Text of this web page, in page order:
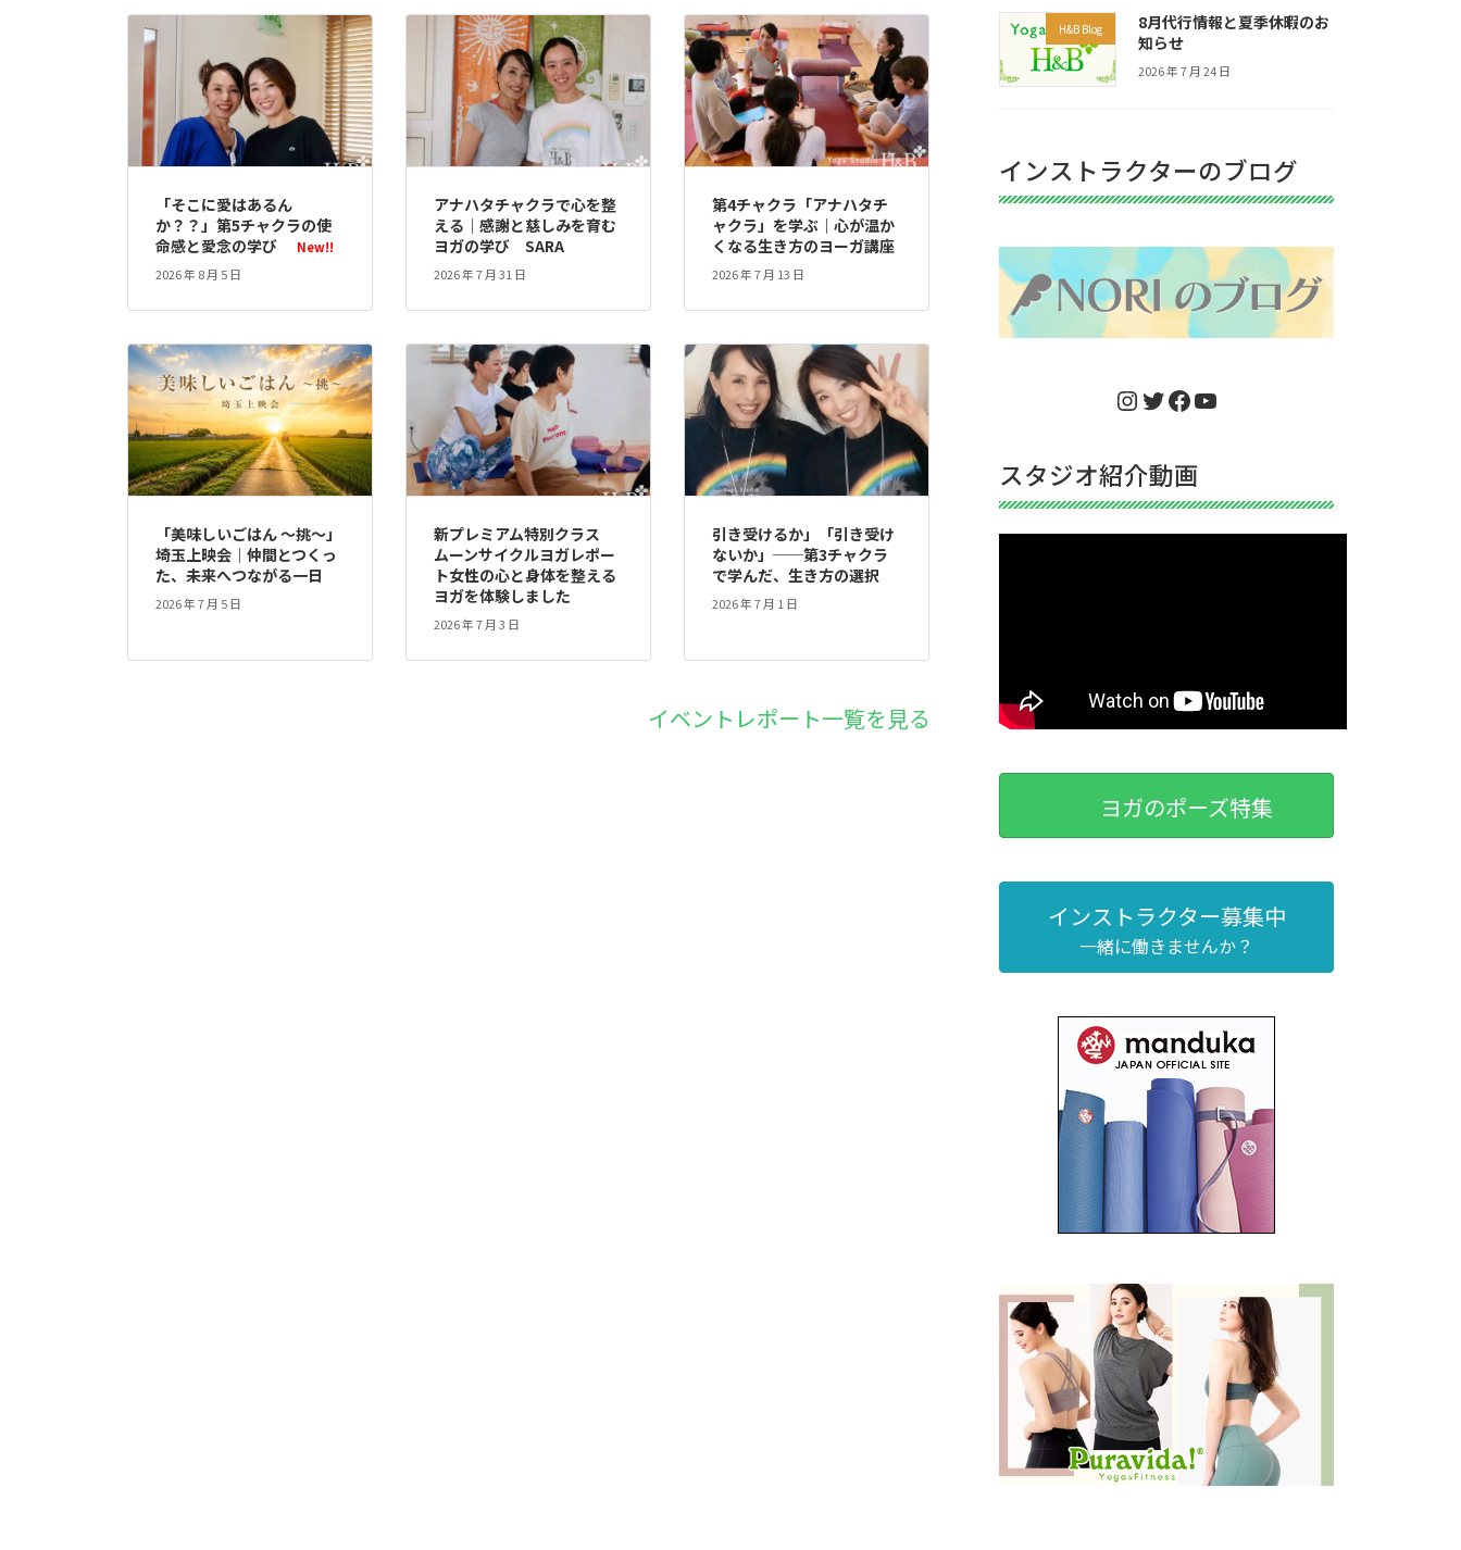
「そこに愛はあるん
か？？」第5チャクラの使
命感と愛念の学び
New!!
2026 年 8 月 5 日
アナハタチャクラで心を整
える｜感謝と慈しみを育む
ヨガの学び SARA
2026 年 7 月 31 日
第4チャクラ「アナハタチ
ャクラ」を学ぶ｜心が温か
くなる生き方のヨーガ講座
2026 年 7 月 13 日
「美味しいごはん ～挑～」
埼玉上映会｜仲間とつくっ
た、未来へつながる一日
2026 年 7 月 5 日
新プレミアム特別クラス
ムーンサイクルヨガレポー
ト女性の心と身体を整える
ヨガを体験しました
2026 年 7 月 3 日
引き受けるか」「引き受け
ないか」──第3チャクラ
で学んだ、生き方の選択
2026 年 7 月 1 日
イベントレポート一覧を見る
H&B Blog
8月代行情報と夏季休暇のお
知らせ
2026 年 7 月 24 日
インストラクターのブログ
Instagram
Twitter
Facebook
YouTube
スタジオ紹介動画
ヨガのポーズ特集
インストラクター募集中
一緒に働きませんか？